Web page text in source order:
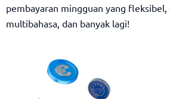
pembayaran mingguan yang fleksibel,
multibahasa, dan banyak lagi!